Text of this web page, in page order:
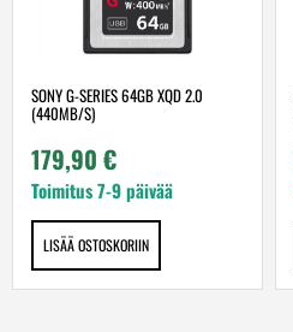
SONY G-SERIES 64GB XQD 2.0
(440MB/S)
179,90 €
Toimitus 7-9 päivää
LISÄÄ OSTOSKORIIN